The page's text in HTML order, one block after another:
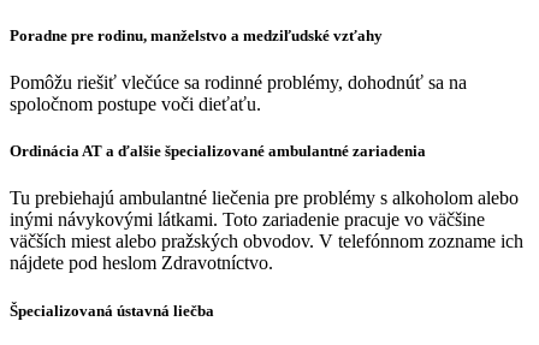
Poradne pre rodinu, manželstvo a medziľudské vzťahy
Pomôžu riešiť vlečúce sa rodinné problémy, dohodnúť sa na
spoločnom postupe voči dieťaťu.
Ordinácia AT a ďalšie špecializované ambulantné zariadenia
Tu prebiehajú ambulantné liečenia pre problémy s alkoholom alebo
inými návykovými látkami. Toto zariadenie pracuje vo väčšine
väčších miest alebo pražských obvodov. V telefónnom zozname ich
nájdete pod heslom Zdravotníctvo.
Špecializovaná ústavná liečba